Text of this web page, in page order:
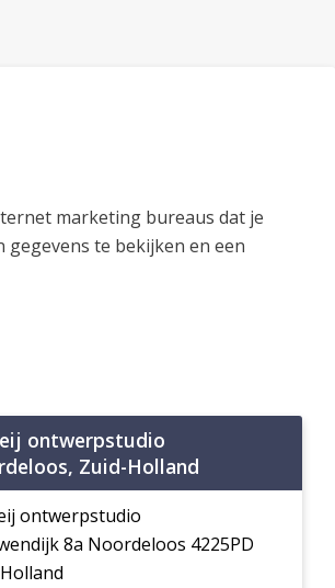
marketing bureaus dat je
te bekijken en een
ontwerpstudio
Zuid-Holland
ontwerpstudio
8a Noordeloos 4225PD